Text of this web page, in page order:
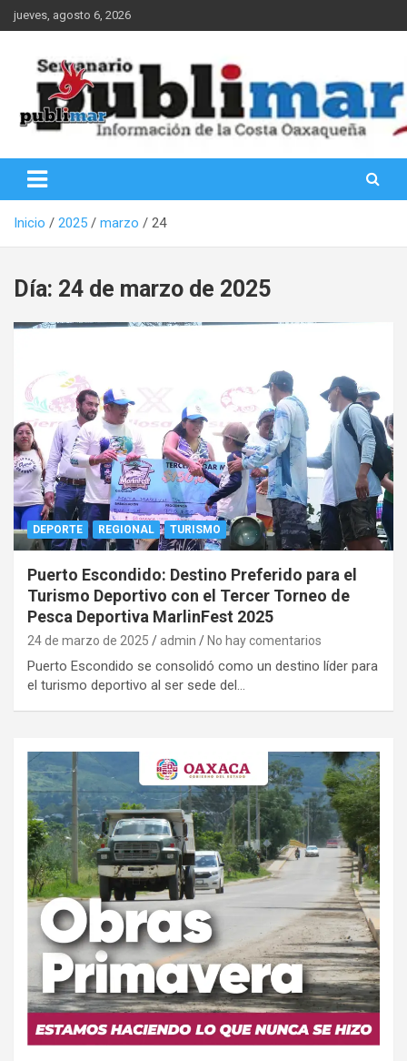
Saltar
al
jueves, agosto 6, 2026
PubliMar
Inicio 2025 marzo 24
Día: 24 de marzo de 2025
DEPORTE REGIONAL TURISMO
Puerto Escondido: Destino Preferido para el
Turismo Deportivo con el Tercer Torneo de
Pesca Deportiva MarlinFest 2025
24 de marzo de 2025 admin No hay comentarios
Puerto Escondido se consolidó como un destino líder para
el turismo deportivo al ser sede del…